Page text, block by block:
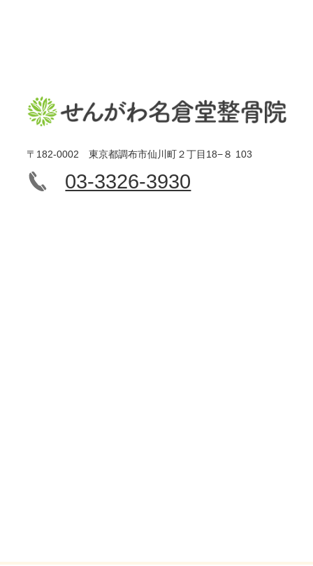
〒182-0002 東京都調布市仙川町２丁目18−８ 103
03-3326-3930